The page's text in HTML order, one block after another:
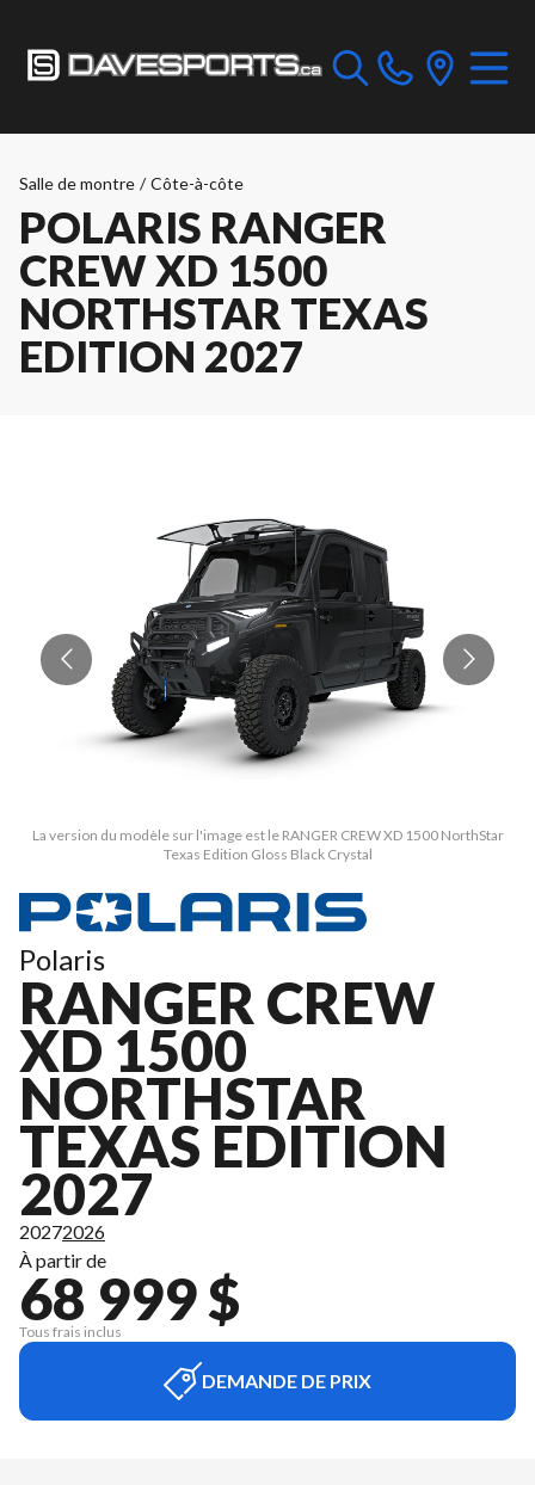
Salle de montre / Côte-à-côte
POLARIS RANGER
CREW XD 1500
NORTHSTAR TEXAS
EDITION 2027
La version du modèle sur l'image est le RANGER CREW XD 1500 NorthStar
Texas Edition Gloss Black Crystal
Polaris
RANGER CREW
XD 1500
NORTHSTAR
TEXAS EDITION
2027
20272026
À partir de
68 999 $
Tous frais inclus
DEMANDE DE PRIX